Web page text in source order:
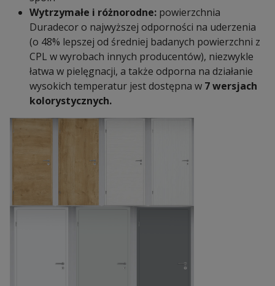
Wytrzymałe i różnorodne: powierzchnia
Duradecor o najwyższej odporności na uderzenia
(o 48% lepszej od średniej badanych powierzchni z
CPL w wyrobach innych producentów), niezwykle
łatwa w pielęgnacji, a także odporna na działanie
wysokich temperatur jest dostępna w 7 wersjach
kolorystycznych.